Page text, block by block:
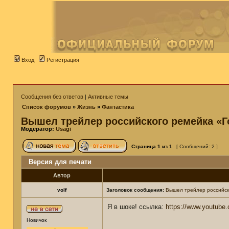
Вход Регистрация
Сообщения без ответов | Активные темы
Список форумов » Жизнь » Фантастика
Вышел трейлер российского ремейка
Модератор: Usagi
Страница 1 из 1 [ Сообщений: 2 ]
Версия для печати
Автор
volf Заголовок сообщения: Вышел трейлер
Новичок
Я в шоке! ссылка: https://